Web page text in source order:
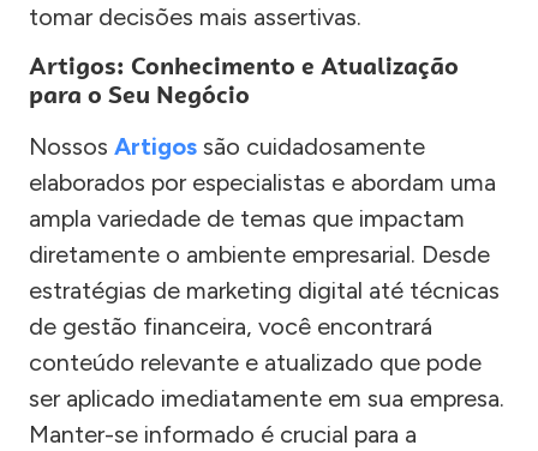
tomar decisões mais assertivas.
Artigos: Conhecimento e Atualização
para o Seu Negócio
Nossos Artigos são cuidadosamente
elaborados por especialistas e abordam uma
ampla variedade de temas que impactam
diretamente o ambiente empresarial. Desde
estratégias de marketing digital até técnicas
de gestão financeira, você encontrará
conteúdo relevante e atualizado que pode
ser aplicado imediatamente em sua empresa.
Manter-se informado é crucial para a